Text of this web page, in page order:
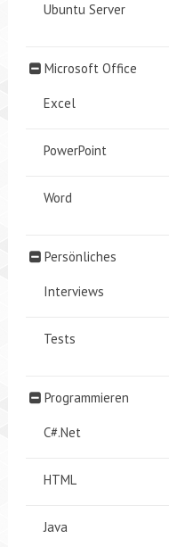
Ubuntu Server
Microsoft Office
Excel
PowerPoint
Word
Persönliches
Interviews
Tests
Programmieren
C#.Net
HTML
Java